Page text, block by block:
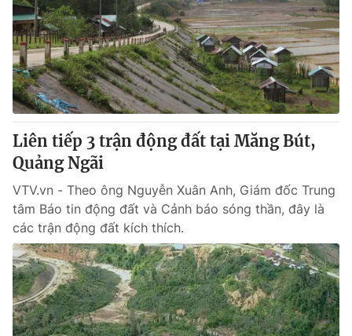
Liên tiếp 3 trận động đất tại Măng Bút,
Quảng Ngãi
VTV.vn - Theo ông Nguyễn Xuân Anh, Giám đốc Trung
tâm Báo tin động đất và Cảnh báo sóng thần, đây là
các trận động đất kích thích.